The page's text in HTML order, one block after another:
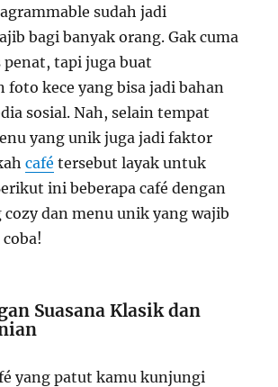
sudah jadi
bagi banyak orang. Gak cuma
penat, tapi juga buat
foto kece yang bisa jadi bahan
sosial. Nah, selain tempat
yang unik juga jadi faktor
café tersebut layak untuk
ini beberapa café dengan
cozy dan menu unik yang wajib
Suasana Klasik dan
yang patut kamu kunjungi